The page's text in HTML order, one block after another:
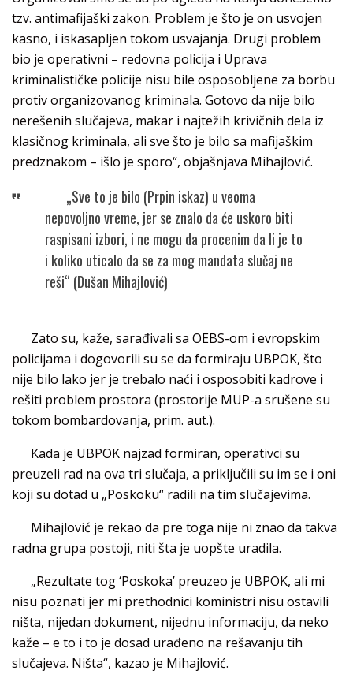
tzv. antimafijaški zakon. Problem je što je on usvojen
kasno, i iskasapljen tokom usvajanja. Drugi problem
bio je operativni – redovna policija i Uprava
kriminalističke policije nisu bile osposobljene za borbu
protiv organizovanog kriminala. Gotovo da nije bilo
nerešenih slučajeva, makar i najtežih krivičnih dela iz
klasičnog kriminala, ali sve što je bilo sa mafijaškim
predznakom – išlo je sporo“, objašnjava Mihajlović.
„Sve to je bilo (Prpin iskaz) u veoma
nepovoljno vreme, jer se znalo da će uskoro biti
raspisani izbori, i ne mogu da procenim da li je to
i koliko uticalo da se za mog mandata slučaj ne
reši“ (Dušan Mihajlović)
Zato su, kaže, sarađivali sa OEBS-om i evropskim
policijama i dogovorili su se da formiraju UBPOK, što
nije bilo lako jer je trebalo naći i osposobiti kadrove i
rešiti problem prostora (prostorije MUP-a srušene su
tokom bombardovanja, prim. aut.).
Kada je UBPOK najzad formiran, operativci su
preuzeli rad na ova tri slučaja, a priključili su im se i oni
koji su dotad u „Poskoku“ radili na tim slučajevima.
Mihajlović je rekao da pre toga nije ni znao da takva
radna grupa postoji, niti šta je uopšte uradila.
„Rezultate tog ‘Poskoka’ preuzeo je UBPOK, ali mi
nisu poznati jer mi prethodnici koministri nisu ostavili
ništa, nijedan dokument, nijednu informaciju, da neko
kaže – e to i to je dosad urađeno na rešavanju tih
slučajeva. Ništa“, kazao je Mihajlović.